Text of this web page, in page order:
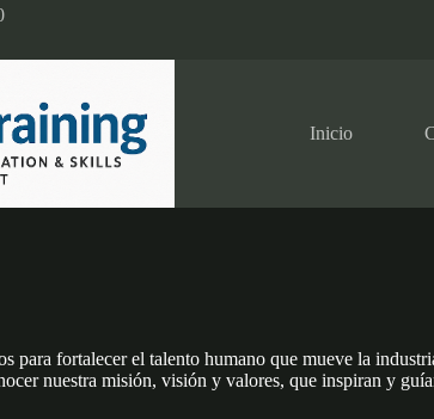
Inicio
para fortalecer el talento humano que mueve la
nuestra misión, visión y valores, que inspiran y